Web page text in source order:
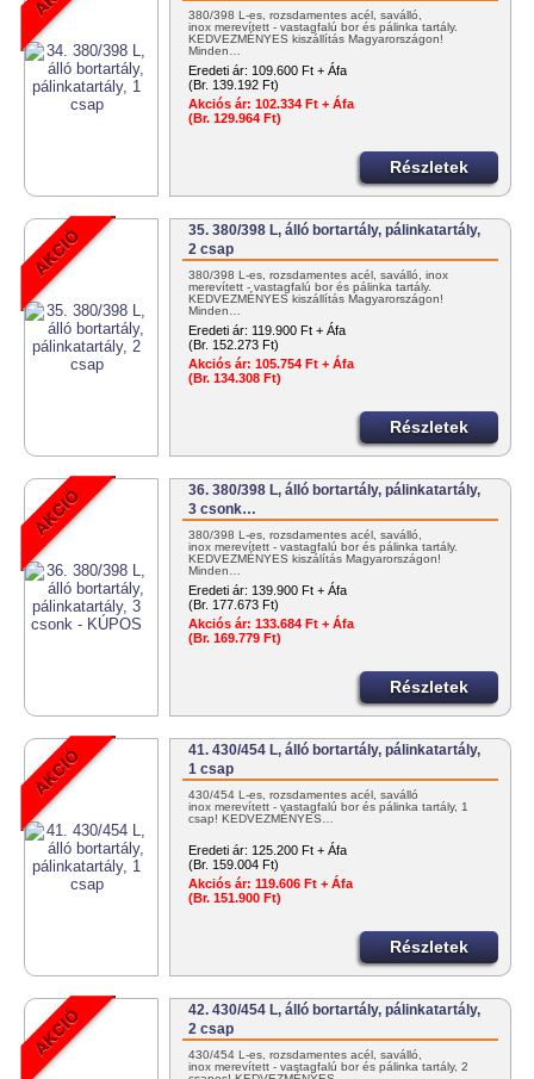
380/398 L-es, rozsdamentes acél, saválló,
inox merevített - vastagfalú bor és pálinka tartály.
KEDVEZMÉNYES kiszállítás Magyarországon!
Minden…
Eredeti ár: 109.600 Ft + Áfa
(Br. 139.192 Ft)
Akciós ár: 102.334 Ft + Áfa
(Br. 129.964 Ft)
Részletek
35. 380/398 L, álló bortartály, pálinkatartály,
2 csap
380/398 L-es, rozsdamentes acél, saválló, inox
merevített - vastagfalú bor és pálinka tartály.
KEDVEZMÉNYES kiszállítás Magyarországon!
Minden…
Eredeti ár: 119.900 Ft + Áfa
(Br. 152.273 Ft)
Akciós ár: 105.754 Ft + Áfa
(Br. 134.308 Ft)
Részletek
36. 380/398 L, álló bortartály, pálinkatartály,
3 csonk…
380/398 L-es, rozsdamentes acél, saválló,
inox merevített - vastagfalú bor és pálinka tartály.
KEDVEZMÉNYES kiszálítás Magyarországon!
Minden…
Eredeti ár: 139.900 Ft + Áfa
(Br. 177.673 Ft)
Akciós ár: 133.684 Ft + Áfa
(Br. 169.779 Ft)
Részletek
41. 430/454 L, álló bortartály, pálinkatartály,
1 csap
430/454 L-es, rozsdamentes acél, saválló
inox merevített - vastagfalú bor és pálinka tartály, 1
csap! KEDVEZMÉNYES…
Eredeti ár: 125.200 Ft + Áfa
(Br. 159.004 Ft)
Akciós ár: 119.606 Ft + Áfa
(Br. 151.900 Ft)
Részletek
42. 430/454 L, álló bortartály, pálinkatartály,
2 csap
430/454 L-es, rozsdamentes acél, saválló,
inox merevített - vastagfalú bor és pálinka tartály, 2